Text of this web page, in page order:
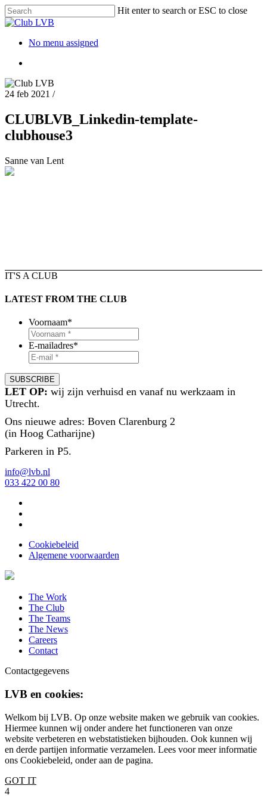
Hit enter to search or ESC to close
No menu assigned
24 feb 2021 /
CLUBLVB_Linkedin-template-
clubhouse3
Sanne van Lent
IT'S A CLUB
LATEST FROM THE CLUB
Voornaam*
E-mailadres*
LET OP: wij zijn verhuisd en vanaf nu werkzaam in
Utrecht.
Ons nieuwe adres: Boven Clarenburg 2
(in Hoog Catharijne)
Parkeren in P5.
info@lvb.nl
033 422 00 80
Cookiebeleid
Algemene voorwaarden
The Work
The Club
The Teams
The News
Careers
Contact
Contactgegevens
LVB en cookies:
Welkom bij LVB. Op onze website maken we gebruik van cookies.
Hiermee kunnen wij onder andere het functioneren van onze
website verbeteren en webstatistieken bijhouden. Ook kunnen wij
en derde partijen informatie verzamelen. Lees voor meer informatie
ons Cookiebeleid, onder aan de pagina.
GOT IT
4